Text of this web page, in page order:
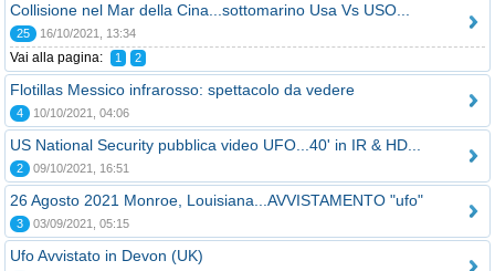
Collisione nel Mar della Cina...sottomarino Usa Vs USO...
25 16/10/2021, 13:34
Vai alla pagina: 1 2
Flotillas Messico infrarosso: spettacolo da vedere
4 10/10/2021, 04:06
US National Security pubblica video UFO...40' in IR & HD...
2 09/10/2021, 16:51
26 Agosto 2021 Monroe, Louisiana...AVVISTAMENTO "ufo"
3 03/09/2021, 05:15
Ufo Avvistato in Devon (UK)